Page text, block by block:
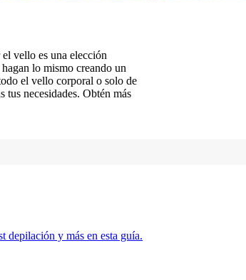
vello es una elección
lo mismo creando un
el vello corporal o solo de
tus necesidades. Obtén más
depilación y más en esta guía.